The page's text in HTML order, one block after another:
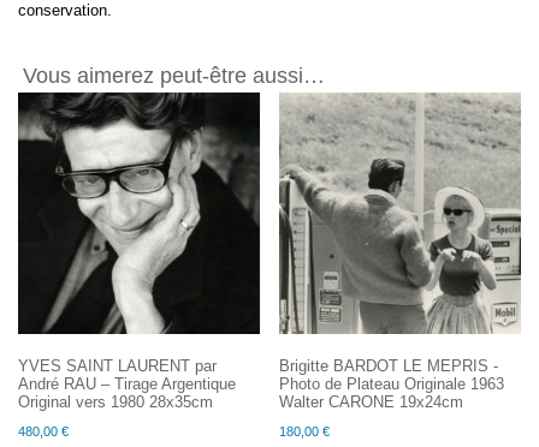
conservation.
Vous aimerez peut-être aussi…
YVES SAINT LAURENT par
André RAU – Tirage Argentique
Original vers 1980 28x35cm
480,00 €
Brigitte BARDOT LE MEPRIS -
Photo de Plateau Originale 1963
Walter CARONE 19x24cm
180,00€